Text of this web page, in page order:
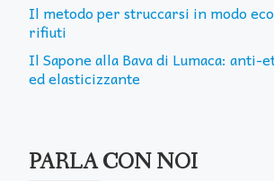
Il metodo per struccarsi in modo
rifiuti
Il Sapone alla Bava di Lumaca: anti-
ed elasticizzante
PARLA CON NOI